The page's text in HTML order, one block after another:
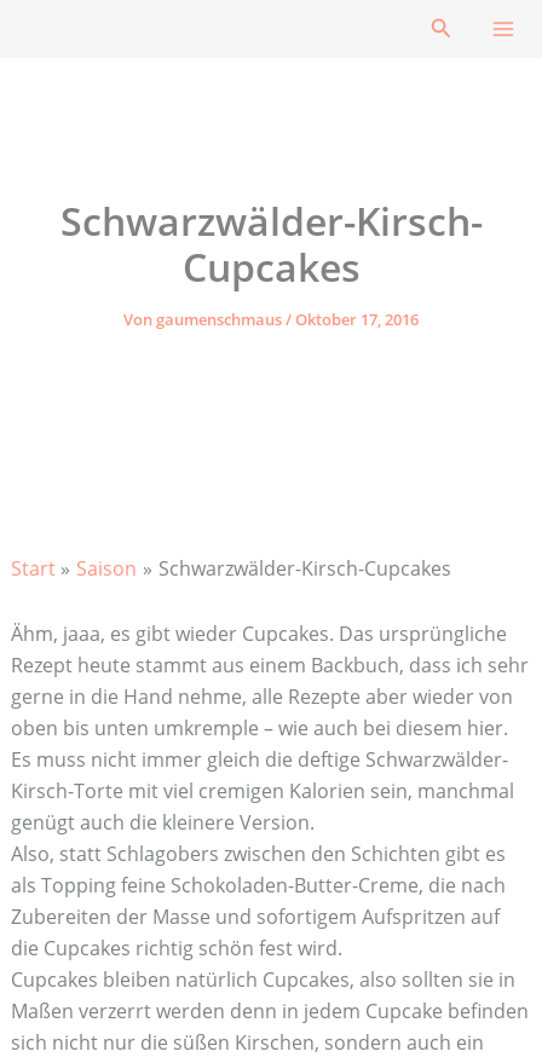
Suchen
Schwarzwälder-Kirsch-
Cupcakes
Vongaumenschmaus/Oktober 17, 2016
Start Saison Schwarzwälder-Kirsch-Cupcakes
Ähm, jaaa, es gibt wieder Cupcakes. Das ursprüngliche
Rezept heute stammt aus einem Backbuch, dass ich sehr
gerne in die Hand nehme, alle Rezepte aber wieder von
oben bis unten umkremple – wie auch bei diesem hier.
Es muss nicht immer gleich die deftige Schwarzwälder-
Kirsch-Torte mit viel cremigen Kalorien sein, manchmal
genügt auch die kleinere Version.
Also, statt Schlagobers zwischen den Schichten gibt es
als Topping feine Schokoladen-Butter-Creme, die nach
Zubereiten der Masse und sofortigem Aufspritzen auf
die Cupcakes richtig schön fest wird.
Cupcakes bleiben natürlich Cupcakes, also sollten sie in
Maßen verzerrt werden denn in jedem Cupcake befinden
sich nicht nur die süßen Kirschen, sondern auch ein